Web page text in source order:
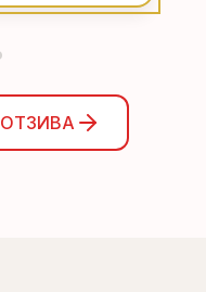
ОТЗИВА